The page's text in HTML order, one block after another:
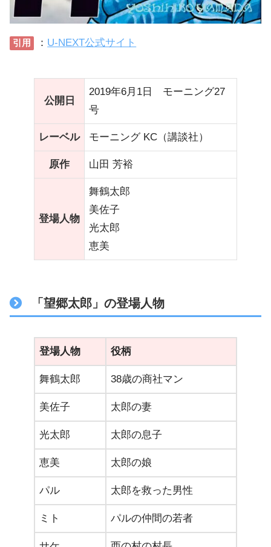
引用 ： U-NEXT公式サイト
公開日
2019年6月1日 モーニング27
号
レーベル モーニング KC（講談社）
原作 山田 芳裕
登場人物
舞鶴太郎
美佐子
光太郎
恵美
「望郷太郎」の登場人物
登場人物 役柄
舞鶴太郎 38歳の商社マン
美佐子 太郎の妻
光太郎 太郎の息子
恵美 太郎の娘
パル 太郎を救った男性
ミト パルの仲間の若者